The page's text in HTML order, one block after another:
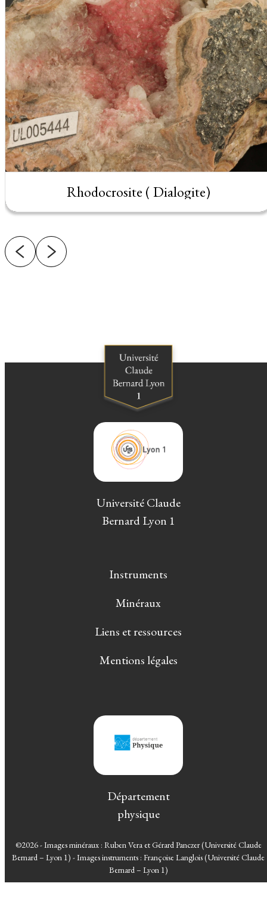
Rhodocrosite ( Dialogite)
Université Claude
Bernard Lyon 1
Instruments
Minéraux
Liens et ressources
Mentions légales
Département
physique
©2026 - Images minéraux : Ruben Vera et Gérard Panczer (Université Claude
Bernard – Lyon 1) - Images instruments : Françoise Langlois (Université Claude
Bernard – Lyon 1)